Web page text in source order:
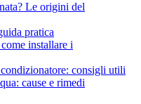
Le origini del
pratica
installare i
consigli utili
cause e rimedi